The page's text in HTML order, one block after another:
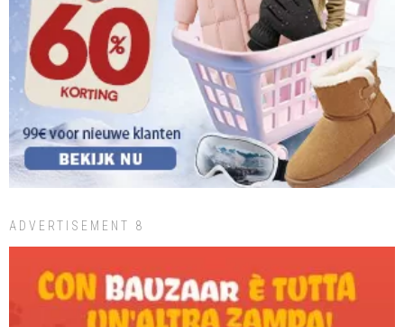
ADVERTISEMENT 8